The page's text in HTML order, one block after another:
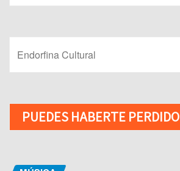
Endorfina Cultural
PUEDES HABERTE PERDIDO